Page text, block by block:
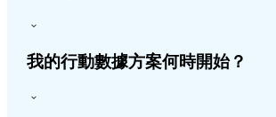
我的行動數據方案何時開始？